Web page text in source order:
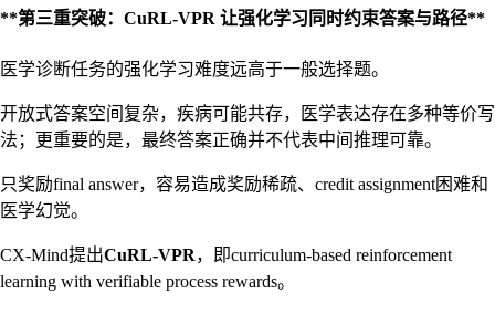
**第三重突破：CuRL-VPR 让强化学习同时约束答案与路径**
医学诊断任务的强化学习难度远高于一般选择题。
开放式答案空间复杂，疾病可能共存，医学表达存在多种等价写
法；更重要的是，最终答案正确并不代表中间推理可靠。
只奖励final answer，容易造成奖励稀疏、credit assignment困难和
医学幻觉。
CX-Mind提出CuRL-VPR，即curriculum-based reinforcement
learning with verifiable process rewards。